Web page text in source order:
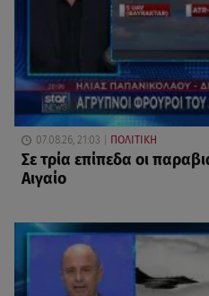
07.08.26, 21:03 ΠΟΛΙΤΙΚΗ
Σε τρία επίπεδα οι
Αιγαίο